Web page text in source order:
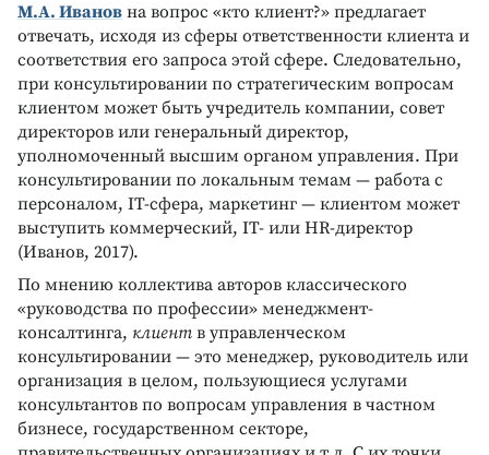
М.А. Иванов на вопрос «кто клиент?» предлагает
отвечать, исходя из сферы ответственности клиента и
соответствия его запроса этой сфере. Следовательно,
при консультировании по стратегическим вопросам
клиентом может быть учредитель компании, совет
директоров или генеральный директор,
уполномоченный высшим органом управления. При
консультировании по локальным темам — работа с
персоналом, IT-сфера, маркетинг — клиентом может
выступить коммерческий, IT- или HR-директор
(Иванов, 2017).
По мнению коллектива авторов классического
«руководства по профессии» менеджмент-
консалтинга, клиент в управленческом
консультировании — это менеджер, руководитель или
организация в целом, пользующиеся услугами
консультантов по вопросам управления в частном
бизнесе, государственном секторе,